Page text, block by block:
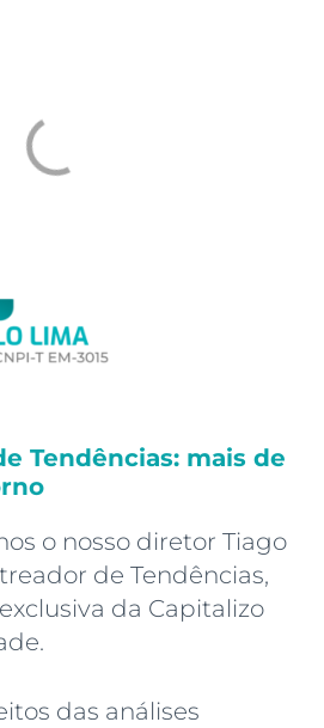
Tendências: mais de
o nosso diretor Tiago
de Tendências,
da Capitalizo
das análises